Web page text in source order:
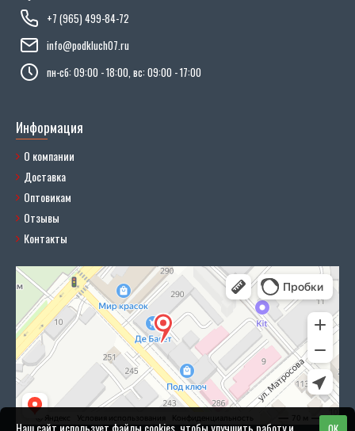
+7 (965) 499-84-72
info@podkluch07.ru
пн-сб: 09:00 - 18:00, вс: 09:00 - 17:00
Информация
О компании
Доставка
Оптовикам
Отзывы
Контакты
Наш сайт использует файлы cookies, чтобы улучшить работу и